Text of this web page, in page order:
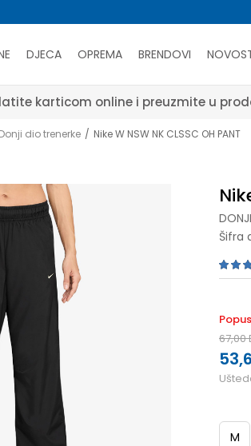
DJECA OPREMA BRENDOVI
Platite karticom online i preuzmite u
dio trenerke Nike W NSW NK CLSSC OH PANT
Šifra
67,00
M